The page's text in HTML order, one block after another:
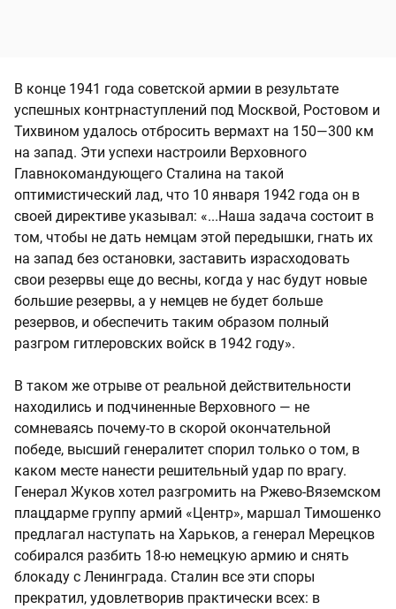
В конце 1941 года советской армии в результате
успешных контрнаступлений под Москвой, Ростовом и
Тихвином удалось отбросить вермахт на 150—300 км
на запад. Эти успехи настроили Верховного
Главнокомандующего Сталина на такой
оптимистический лад, что 10 января 1942 года он в
своей директиве указывал: «...Наша задача состоит в
том, чтобы не дать немцам этой передышки, гнать их
на запад без остановки, заставить израсходовать
свои резервы еще до весны, когда у нас будут новые
большие резервы, а у немцев не будет больше
резервов, и обеспечить таким образом полный
разгром гитлеровских войск в 1942 году».
В таком же отрыве от реальной действительности
находились и подчиненные Верховного — не
сомневаясь почему-то в скорой окончательной
победе, высший генералитет спорил только о том, в
каком месте нанести решительный удар по врагу.
Генерал Жуков хотел разгромить на Ржево-Вяземском
плацдарме группу армий «Центр», маршал Тимошенко
предлагал наступать на Харьков, а генерал Мерецков
собирался разбить 18-ю немецкую армию и снять
блокаду с Ленинграда. Сталин все эти споры
прекратил, удовлетворив практически всех: в